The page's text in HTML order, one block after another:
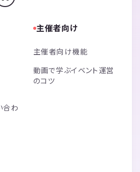
合わ
主催者向け
主催者向け機能
動画で学ぶイベント運営
のコツ